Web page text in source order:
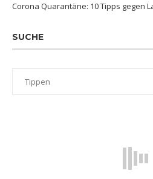
Corona Quarantäne: 10 Tipps gegen
SUCHE